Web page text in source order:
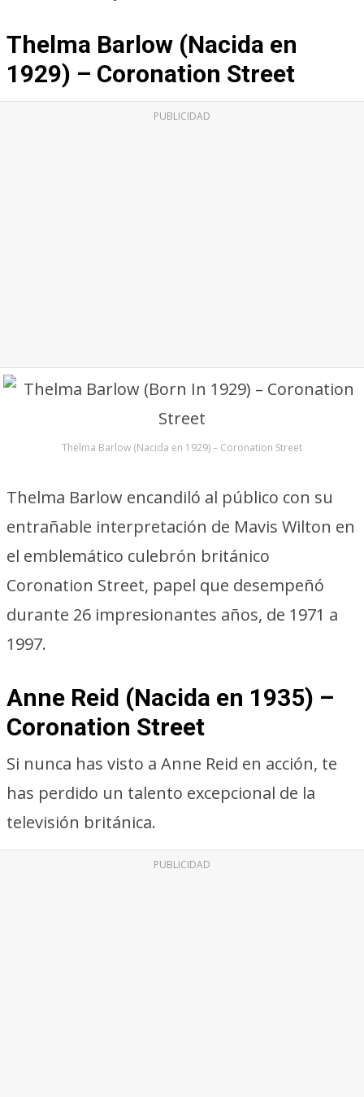
Thelma Barlow (Nacida en
1929) – Coronation Street
PUBLICIDAD
Thelma Barlow (Nacida en 1929) – Coronation Street
Thelma Barlow encandiló al público con su
entrañable interpretación de Mavis Wilton en
el emblemático culebrón británico
Coronation Street, papel que desempeñó
durante 26 impresionantes años, de 1971 a
1997.
Anne Reid (Nacida en 1935) –
Coronation Street
Si nunca has visto a Anne Reid en acción, te
has perdido un talento excepcional de la
televisión británica.
PUBLICIDAD